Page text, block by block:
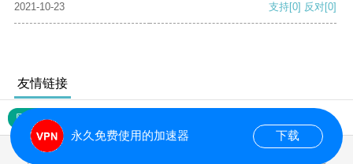
2021-10-23 支持[0] 反对[0]
友情链接
网站地图
永久免费使用的加速器 下载